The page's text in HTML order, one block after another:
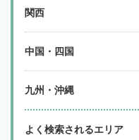
関西
中国・四国
九州・沖縄
よく検索されるエリア